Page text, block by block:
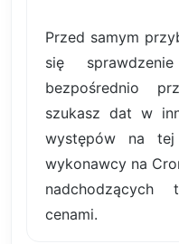
Przed samym
się
bezpośrednio
szukasz dat w
występów na tej
wykonawcy na
nadchodzących
cenami.